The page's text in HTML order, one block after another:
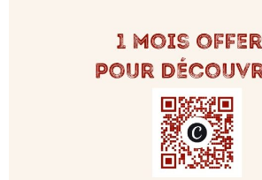
de jolis torses pour ces dames. Et
jupe ou une tenue sexy fait toujours
Laisser un